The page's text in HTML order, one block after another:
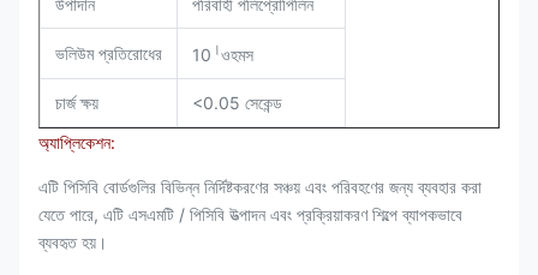
উপাদান পরিবাহী পলিপ্রোপিলিন
ভলিউম প্রতিরোধের 10 ।ওহমস
চার্জ ক্ষয়
<0.05 সেকেন্ড
অ্যাপ্লিকেশন:
এটি পিসিবি বোর্ডগুলির বিভিন্ন নির্দিষ্টকরণের সঞ্চয় এবং পরিবহণের জন্য ব্যবহার করা
যেতে পারে, এটি এসএমটি / পিসিবি উত্পাদন এবং প্রক্রিয়াকরণ শিল্পে ব্যাপকভাবে
ব্যবহৃত হয়।